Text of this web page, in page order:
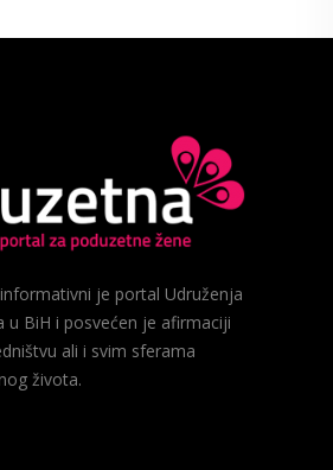
je portal Udruženja
u BiH i posvećen je afirmaciji
ali i svim sferama
života.